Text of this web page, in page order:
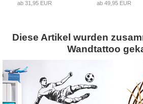
ab 31,95 EUR
ab 49,95 EUR
Diese Artikel wurden
Wandtattoo